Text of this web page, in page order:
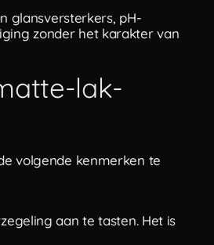
glansversterkers, pH-
zonder het karakter van
lak-
volgende kenmerken te
aan te tasten. Het is